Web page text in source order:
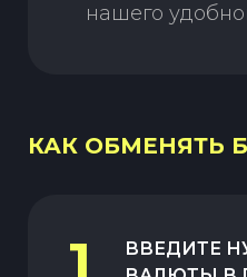
нашего
КАК ОБМЕНЯТЬ
1
ВВЕДИТЕ